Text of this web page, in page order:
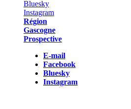
Région
Gascogne
Prospective
E-mail
Facebook
Bluesky
Instagram